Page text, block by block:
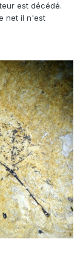
est décédé.
net il n'est